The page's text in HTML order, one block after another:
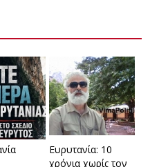
Ευρυτανία: 10
χρόνια χωρίς τον